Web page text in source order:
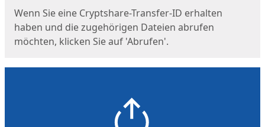
Wenn Sie eine Cryptshare-Transfer-ID erhalten
haben und die zugehörigen Dateien abrufen
möchten, klicken Sie auf 'Abrufen'.